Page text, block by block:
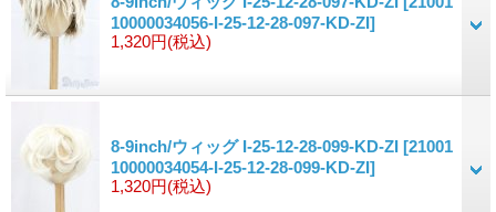
10000034056-I-25-12-28-097-KD-ZI]
1,320円(税込)
8-9inch/ウィッグ I-25-12-28-099-KD-ZI [21001
10000034054-I-25-12-28-099-KD-ZI]
1,320円(税込)